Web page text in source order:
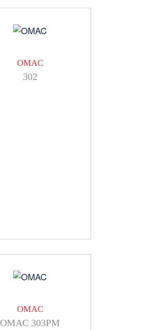
OMAC
302
OMAC
OMAC 303PM